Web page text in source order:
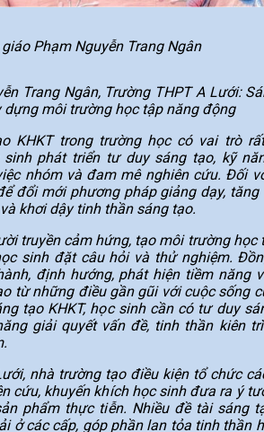
giáo Phạm Nguyễn Trang Ngân
Trang Ngân, Trường THPT A Lưới:
dựng môi trường học tập năng động
KHKT trong trường học có vai trò
sinh phát triển tư duy sáng tạo, kỹ
nhóm và đam mê nghiên cứu. Đối
đổi mới phương pháp giảng dạy, tăng
khơi dậy tinh thần sáng tạo.
truyền cảm hứng, tạo môi trường học
sinh đặt câu hỏi và thử nghiệm.
định hướng, phát hiện tiềm năng
từ những điều gần gũi với cuộc sống
tạo KHKT, học sinh cần có tư duy
giải quyết vấn đề, tinh thần kiên
nhà trường tạo điều kiện tổ chức
cứu, khuyến khích học sinh đưa ra ý
phẩm thực tiễn. Nhiều đề tài sáng
ở các cấp, góp phần lan tỏa tinh thần